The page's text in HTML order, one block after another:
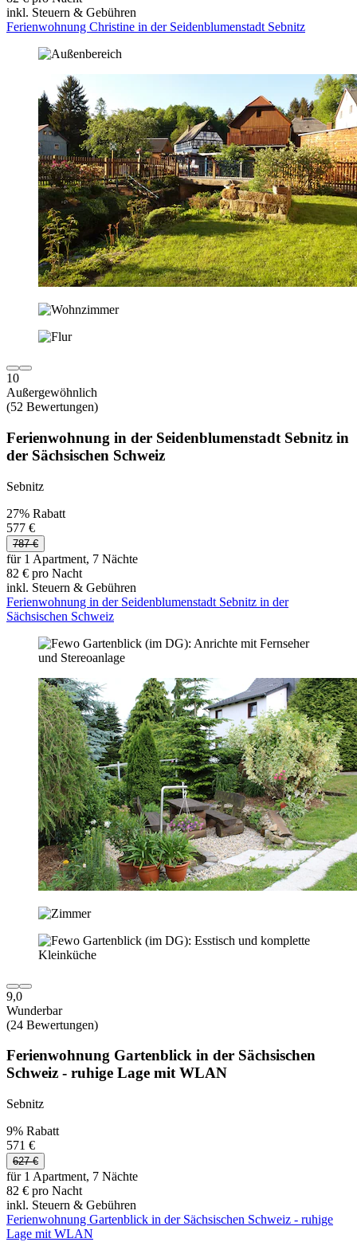
inkl. Steuern & Gebühren
Ferienwohnung Christine in der Seidenblumenstadt Sebnitz
10
Außergewöhnlich
(52 Bewertungen)
Ferienwohnung in der Seidenblumenstadt Sebnitz in
der Sächsischen Schweiz
Sebnitz
27% Rabatt
577 €
787 €
für 1 Apartment, 7 Nächte
82 € pro Nacht
inkl. Steuern & Gebühren
Ferienwohnung in der Seidenblumenstadt Sebnitz in der
Sächsischen Schweiz
9,0
Wunderbar
(24 Bewertungen)
Ferienwohnung Gartenblick in der Sächsischen
Schweiz - ruhige Lage mit WLAN
Sebnitz
9% Rabatt
571 €
627 €
für 1 Apartment, 7 Nächte
82 € pro Nacht
inkl. Steuern & Gebühren
Ferienwohnung Gartenblick in der Sächsischen Schweiz - ruhige
Lage mit WLAN